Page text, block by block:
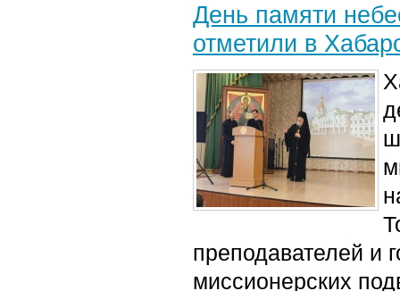
День памяти
отметили в
преподавателей и
миссионерских